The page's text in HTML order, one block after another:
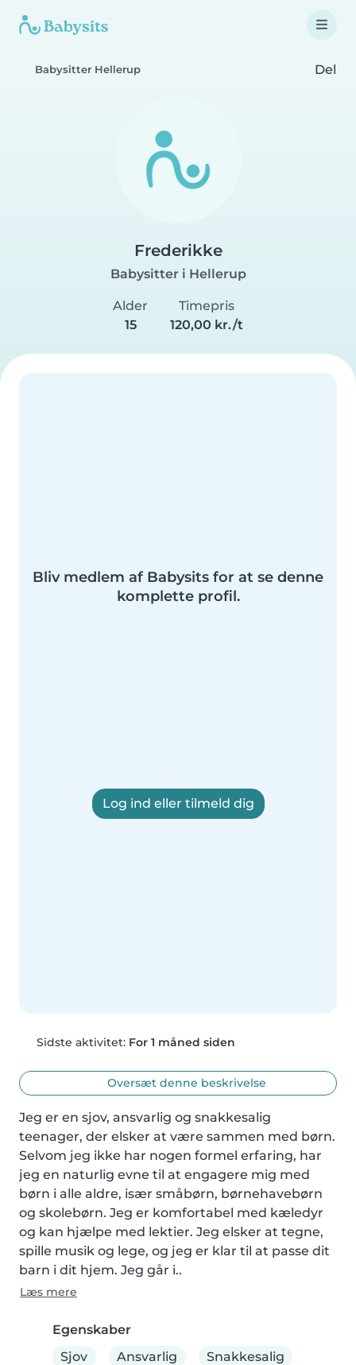
Babysitter Hellerup Del
Frederikke
Babysitter i Hellerup
Alder
15
Timepris
120,00 kr./t
Bliv medlem af Babysits for at se denne
komplette profil.
Log ind eller tilmeld dig
Sidste aktivitet: For 1 måned siden
Oversæt denne beskrivelse
Jeg er en sjov, ansvarlig og snakkesalig
teenager, der elsker at være sammen med børn.
Selvom jeg ikke har nogen formel erfaring, har
jeg en naturlig evne til at engagere mig med
børn i alle aldre, især småbørn, børnehavebørn
og skolebørn. Jeg er komfortabel med kæledyr
og kan hjælpe med lektier. Jeg elsker at tegne,
spille musik og lege, og jeg er klar til at passe dit
barn i dit hjem. Jeg går i..
Læs mere
Egenskaber
Sjov
Ansvarlig Snakkesalig